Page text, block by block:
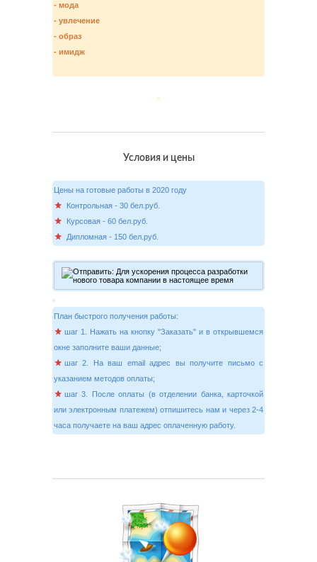
- мода
- увлечение
- образ
- имидж
Условия и цены
Цены на готовые работы в 2020 году
Контрольная - 30 бел.руб.
Курсовая - 60 бел.руб.
Дипломная - 150 бел.руб.
План быстрого получения работы:
шаг 1. Нажать на кнопку "Заказать" и в открывшемся
окне заполните ваши данные;
шаг 2. На ваш email адрес вы получите письмо с
указанием методов оплаты;
шаг 3. После оплаты (в отделении банка, карточкой
или электронным платежем) отпишитесь нам и через 2-4
часа получаете на ваш адрес оплаченную работу.